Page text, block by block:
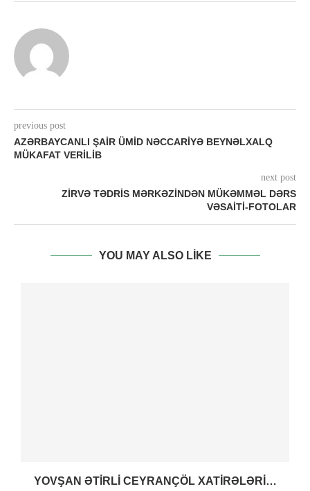
previous post
AZƏRBAYCANLI ŞAIR ÜMID NƏCCARIYƏ BEYNƏLXALQ
MÜKAFAT VERILIB
next post
ZIRVƏ TƏDRIS MƏRKƏZINDƏN MÜKƏMMƏL DƏRS
VƏSAITI-FOTOLAR
YOU MAY ALSO LIKE
YOVŞAN ƏTIRLI CEYRANÇÖL XATIRƏLƏRI…